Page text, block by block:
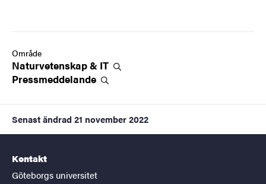
Område
Naturvetenskap & IT
Pressmeddelande
Senast ändrad 21 november 2022
Kontakt
Göteborgs universitet